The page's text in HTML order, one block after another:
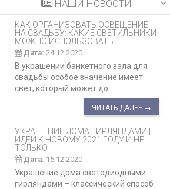
НАШИ НОВОСТИ
КАК ОРГАНИЗОВАТЬ ОСВЕЩЕНИЕ
НА СВАДЬБУ: КАКИЕ СВЕТИЛЬНИКИ
МОЖНО ИСПОЛЬЗОВАТЬ
Дата: 24.12.2020
В украшении банкетного зала для
свадьбы особое значение имеет
свет, который может до...
ЧИТАТЬ ДАЛЕЕ →
УКРАШЕНИЕ ДОМА ГИРЛЯНДАМИ |
ИДЕИ К НОВОМУ 2021 ГОДУ И НЕ
ТОЛЬКО
Дата: 15.12.2020
Украшение дома светодиодными
гирляндами – классический способ